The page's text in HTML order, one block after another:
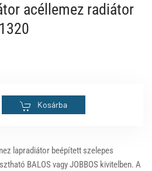
acéllemez radiátor
Kosárba
lapradiátor beépített szelepes
BALOS vagy JOBBOS kivitelben. A